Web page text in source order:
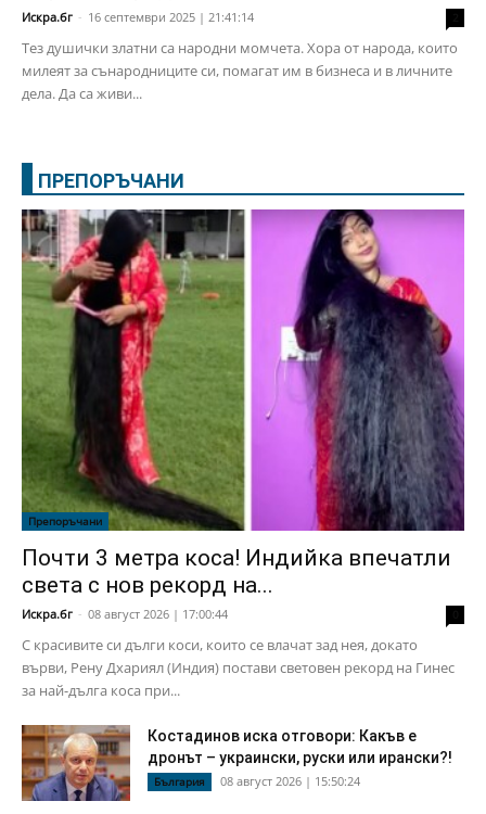
Искра.бг - 16 септември 2025 | 21:41:14
Тез душички златни са народни момчета. Хора от народа, които
милеят за сънародниците си, помагат им в бизнеса и в личните
дела. Да са живи...
ПРЕПОРЪЧАНИ
Препоръчани
Почти 3 метра коса! Индийка впечатли
света с нов рекорд на...
Искра.бг - 08 август 2026 | 17:00:44
С красивите си дълги коси, които се влачат зад нея, докато
върви, Рену Дхариял (Индия) постави световен рекорд на Гинес
за най-дълга коса при...
Костадинов иска отговори: Какъв е
дронът – украински, руски или ирански?!
България 08 август 2026 | 15:50:24